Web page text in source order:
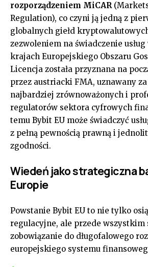
rozporządzeniem MiCAR
Regulation), co czyni ją jedną z
globalnych giełd
zezwoleniem na świadczenie
krajach Europejskiego Obszaru
Licencja została przyznana na
przez austriacki FMA, uznawany
najbardziej zrównoważonych i
regulatorów sektora cyfrowych
temu Bybit EU może świadczyć
z pełną pewnością prawną i
zgodności.
Wiedeń jako strategiczna
Europie
Powstanie Bybit EU to nie tylko
regulacyjne, ale przede
zobowiązanie do długofalowego
europejskiego systemu